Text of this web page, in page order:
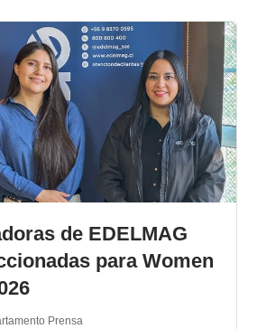
de EDELMAG
para Women
Prensa